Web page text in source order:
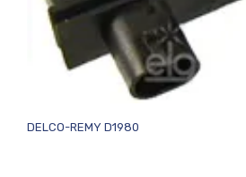
DELCO-REMY D1980